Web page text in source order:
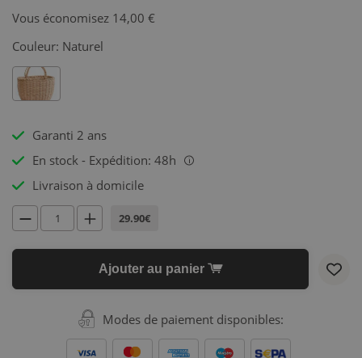
Vous économisez 14,00 €
Couleur: Naturel
Garanti 2 ans
En stock - Expédition: 48h
i
Livraison à domicile
29.90€
Ajouter au panier
Modes de paiement disponibles: